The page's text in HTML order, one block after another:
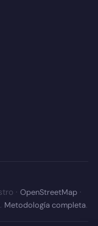
· OpenStreetMap·
. Metodología completa.